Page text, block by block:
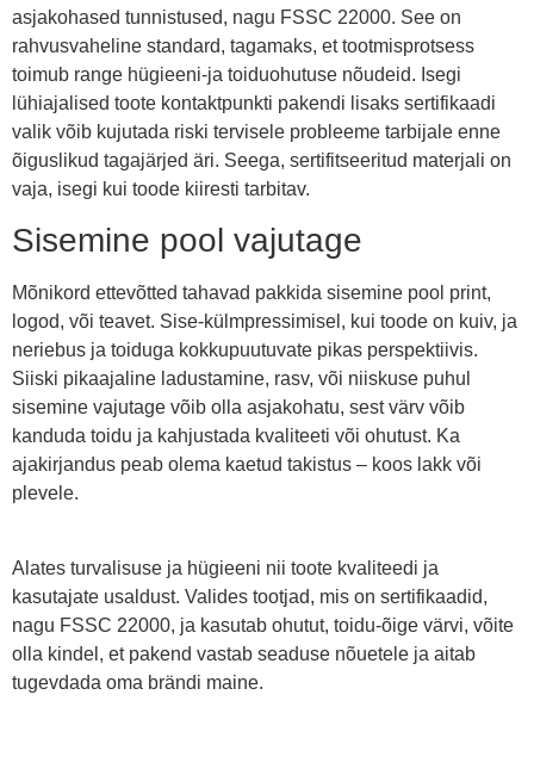
asjakohased tunnistused, nagu FSSC 22000. See on
rahvusvaheline standard, tagamaks, et tootmisprotsess
toimub range hügieeni-ja toiduohutuse nõudeid. Isegi
lühiajalised toote kontaktpunkti pakendi lisaks sertifikaadi
valik võib kujutada riski tervisele probleeme tarbijale enne
õiguslikud tagajärjed äri. Seega, sertifitseeritud materjali on
vaja, isegi kui toode kiiresti tarbitav.
Sisemine pool vajutage
Mõnikord ettevõtted tahavad pakkida sisemine pool print,
logod, või teavet. Sise-külmpressimisel, kui toode on kuiv, ja
neriebus ja toiduga kokkupuutuvate pikas perspektiivis.
Siiski pikaajaline ladustamine, rasv, või niiskuse puhul
sisemine vajutage võib olla asjakohatu, sest värv võib
kanduda toidu ja kahjustada kvaliteeti või ohutust. Ka
ajakirjandus peab olema kaetud takistus – koos lakk või
plevele.
Alates turvalisuse ja hügieeni nii toote kvaliteedi ja
kasutajate usaldust. Valides tootjad, mis on sertifikaadid,
nagu FSSC 22000, ja kasutab ohutut, toidu-õige värvi, võite
olla kindel, et pakend vastab seaduse nõuetele ja aitab
tugevdada oma brändi maine.